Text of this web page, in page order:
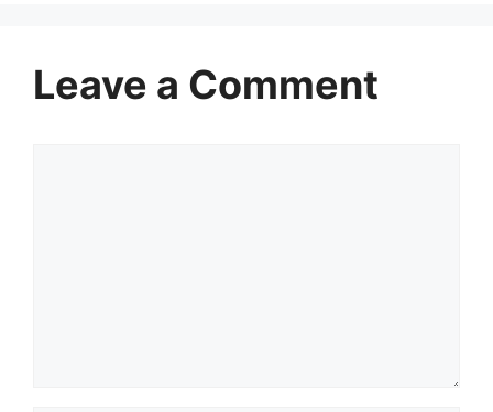
Leave a Comment